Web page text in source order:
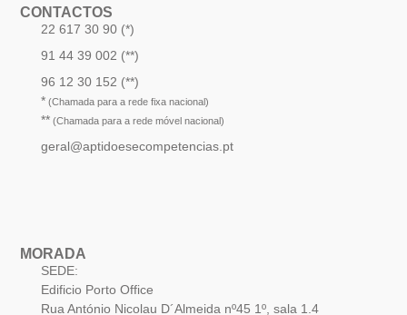
CONTACTOS
22 617 30 90 (*)
91 44 39 002 (**)
96 12 30 152 (**)
*(Chamada para a rede fixa nacional)
**(Chamada para a rede móvel nacional)
geral@aptidoesecompetencias.pt
MORADA
SEDE:
Edificio Porto Office
Rua António Nicolau D´Almeida nº45 1º, sala 1.4